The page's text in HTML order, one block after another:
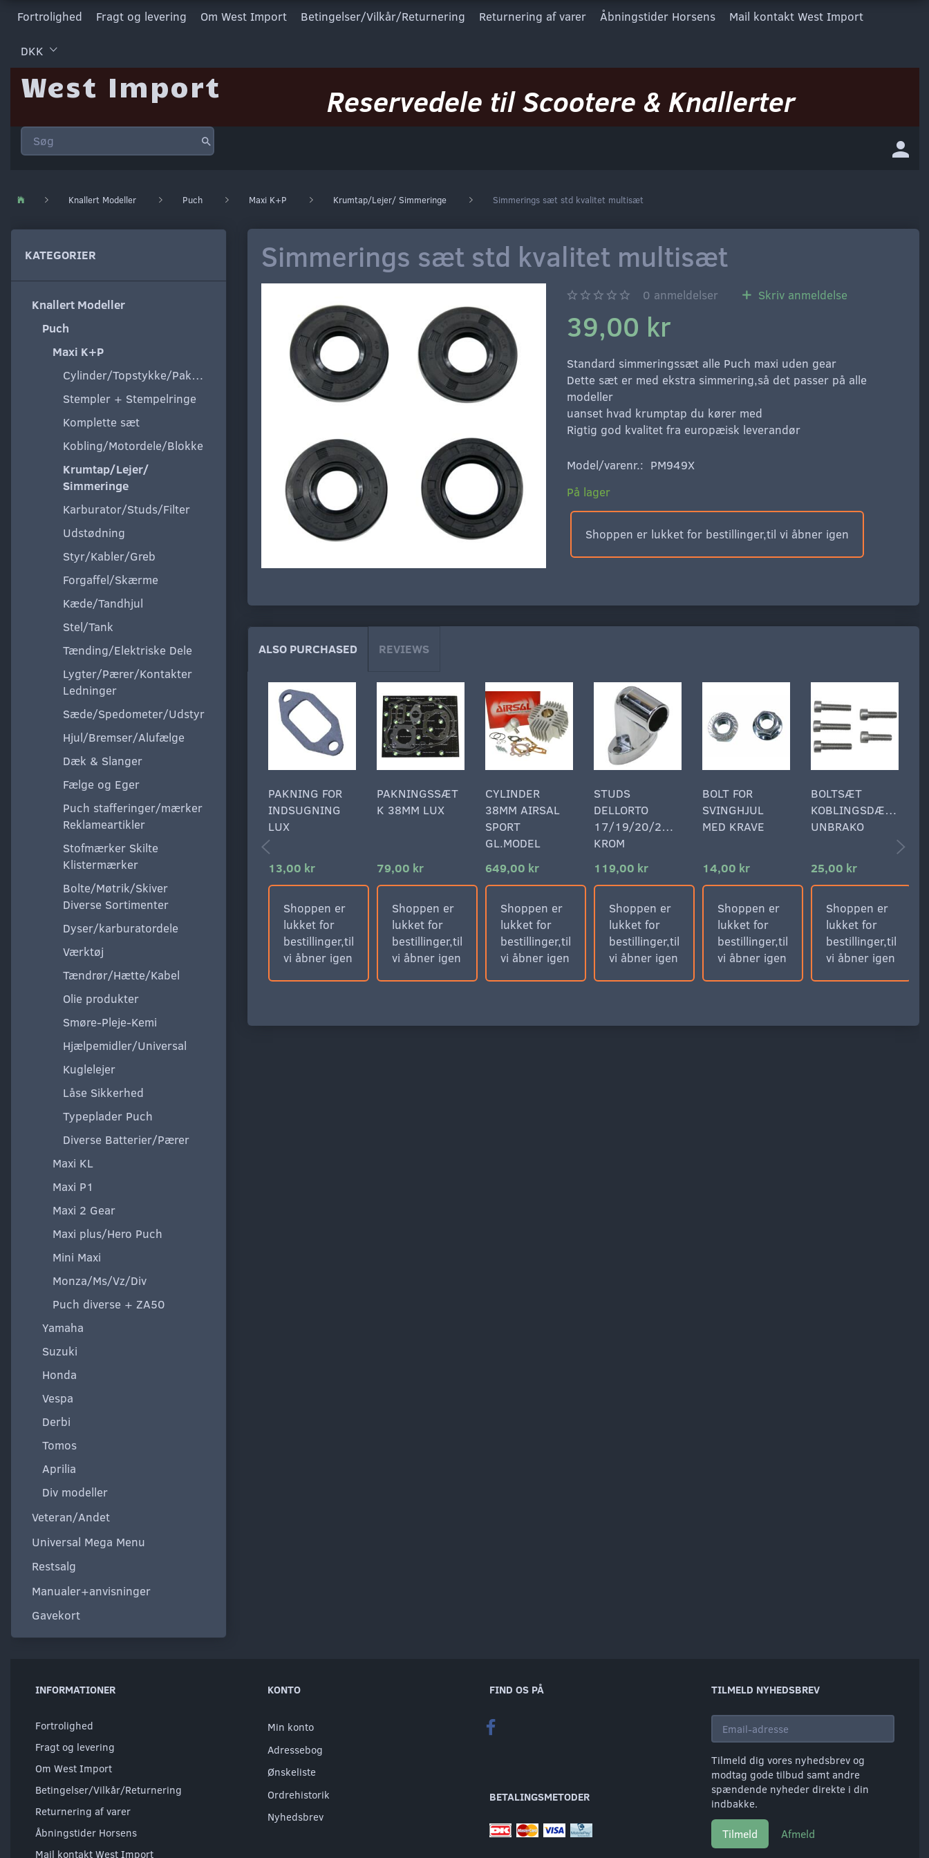
Fortrolighed Fragt og levering Om West Import Betingelser/Vilkår/Returnering Returnering af varer Åbningstider Horsens Mail kontakt West Import
DKK
West Import Reservedele til Scootere & Knallerter
Knallert Modeller Puch Maxi K+P Krumtap/Lejer/ Simmeringe Simmerings sæt std kvalitet multisæt
KATEGORIER
Knallert Modeller
Puch
Maxi K+P
Cylinder/Topstykke/Pakning
Stempler + Stempelringe
Komplette sæt
Kobling/Motordele/Blokke
Krumtap/Lejer/
Simmeringe
Karburator/Studs/Filter
Udstødning
Styr/Kabler/Greb
Forgaffel/Skærme
Kæde/Tandhjul
Stel/Tank
Tænding/Elektriske Dele
Lygter/Pærer/Kontakter
Ledninger
Sæde/Spedometer/Udstyr
Hjul/Bremser/Alufælge
Dæk & Slanger
Fælge og Eger
Puch stafferinger/mærker
Reklameartikler
Stofmærker Skilte
Klistermærker
Bolte/Møtrik/Skiver
Diverse Sortimenter
Dyser/karburatordele
Værktøj
Tændrør/Hætte/Kabel
Olie produkter
Smøre-Pleje-Kemi
Hjælpemidler/Universal
Kuglelejer
Låse Sikkerhed
Typeplader Puch
Diverse Batterier/Pærer
Maxi KL
Maxi P1
Maxi 2 Gear
Maxi plus/Hero Puch
Mini Maxi
Monza/Ms/Vz/Div
Puch diverse + ZA50
Yamaha
Suzuki
Honda
Vespa
Derbi
Tomos
Aprilia
Div modeller
Veteran/Andet
Universal Mega Menu
Restsalg
Manualer+anvisninger
Gavekort
Simmerings sæt std kvalitet multisæt
0 anmeldelser Skriv anmeldelse
39,00 kr
Standard simmeringssæt alle Puch maxi uden gear
Dette sæt er med ekstra simmering,så det passer på alle
modeller
uanset hvad krumptap du kører med
Rigtig god kvalitet fra europæisk leverandør
Model/varenr.: PM949X
På lager
Shoppen er lukket for bestillinger,til vi åbner igen
ALSO PURCHASED REVIEWS
PAKNING FOR
INDSUGNING
LUX
13,00 kr
Shoppen er
lukket for
bestillinger,til
vi åbner igen
PAKNINGSSÆT
K 38MM LUX
79,00 kr
Shoppen er
lukket for
bestillinger,til
vi åbner igen
CYLINDER
38MM AIRSAL
SPORT
GL.MODEL
649,00 kr
Shoppen er
lukket for
bestillinger,til
vi åbner igen
STUDS
DELLORTO
17/19/20/21MM
KROM
119,00 kr
Shoppen er
lukket for
bestillinger,til
vi åbner igen
BOLT FOR
SVINGHJUL
MED KRAVE
14,00 kr
Shoppen er
lukket for
bestillinger,til
vi åbner igen
BOLTSÆT
KOBLINGSDÆKSEL
UNBRAKO
25,00 kr
Shoppen er
lukket for
bestillinger,til
vi åbner igen
INFORMATIONER
Fortrolighed
Fragt og levering
Om West Import
Betingelser/Vilkår/Returnering
Returnering af varer
Åbningstider Horsens
Mail kontakt West Import
KONTO
Min konto
Adressebog
Ønskeliste
Ordrehistorik
Nyhedsbrev
FIND OS PÅ
BETALINGSMETODER
TILMELD NYHEDSBREV
adresse
Tilmeld dig vores nyhedsbrev og
modtag gode tilbud samt andre
spændende nyheder direkte i din
indbakke.
Tilmeld Afmeld